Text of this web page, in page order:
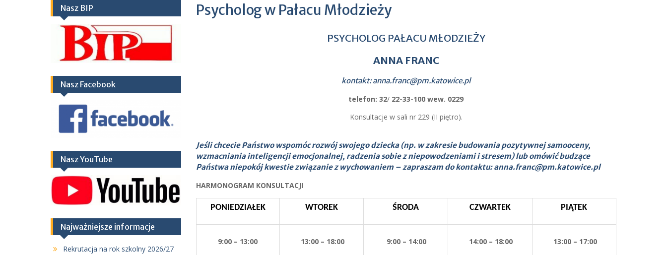
Psycholog w Pałacu Młodzieży
PSYCHOLOG PAŁACU MŁODZIEŻY
ANNA FRANC
kontakt:anna.franc@pm.katowice.pl
telefon: 32/ 22-33-100 wew. 0229
Konsultacje w sali nr 229 (II piętro).
Jeśli chcecie Państwo wspomóc rozwój swojego dziecka (np. w zakresie budowania pozytywnej samooceny,
wzmacniania inteligencji emocjonalnej, radzenia sobie z niepowodzeniami i stresem) lub omówić budzące
Państwa niepokój kwestie związanie z wychowaniem – zapraszam do kontaktu:anna.franc@pm.katowice.pl
HARMONOGRAM KONSULTACJI
PONIEDZIAŁEK WTOREK ŚRODA CZWARTEK PIĄTEK
9:00 – 13:00 13:00 – 18:00 9:00 – 14:00 14:00 – 18:00 13:00 – 17:00
Nasz BIP
Nasz Facebook
Nasz YouTube
Najważniejsze informacje
Rekrutacja na rok szkolny 2026/27